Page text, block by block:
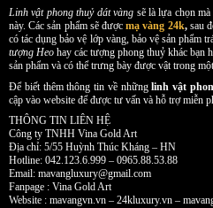
Linh vật phong thuỷ dát vàng sẽ là lựa chọn
này. Các sản phẩm sẽ đượcmạ vàng 24k,sau
có tác dụng bảo vệ lớp vàng, bảo vệ sản phẩm
tượng Heo hay các tượng phong thuỷ khác bạn
sản phẩm và có thể trưng bày được vật trong
Để biết thêm thông tin về nhữnglinh vật
cập vào website để được tư vấn và hỗ trợ miễn
THÔNG TIN LIÊN HỆ
Công ty TNHH Vina Gold Art
Địa chỉ: 5/55 Huỳnh Thúc Kháng – HN
Hotline: 042.123.6.999 – 0965.88.53.88
Email: mavangluxury@gmail.com
Fanpage : Vina Gold Art
Website : mavangvn.vn – 24kluxury.vn –